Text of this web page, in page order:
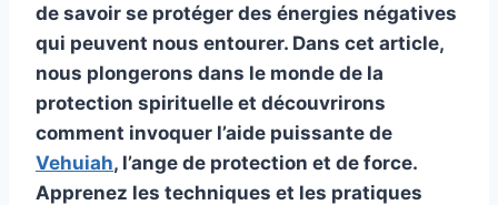
de savoir se protéger des énergies négatives
qui peuvent nous entourer. Dans cet article,
nous plongerons dans le monde de la
protection spirituelle et découvrirons
comment invoquer l’aide puissante de
Vehuiah, l’ange de protection et de force.
Apprenez les techniques et les pratiques